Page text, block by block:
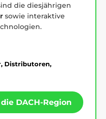
die diesjährigen
sowie interaktive
Distributoren,
DACH-Region